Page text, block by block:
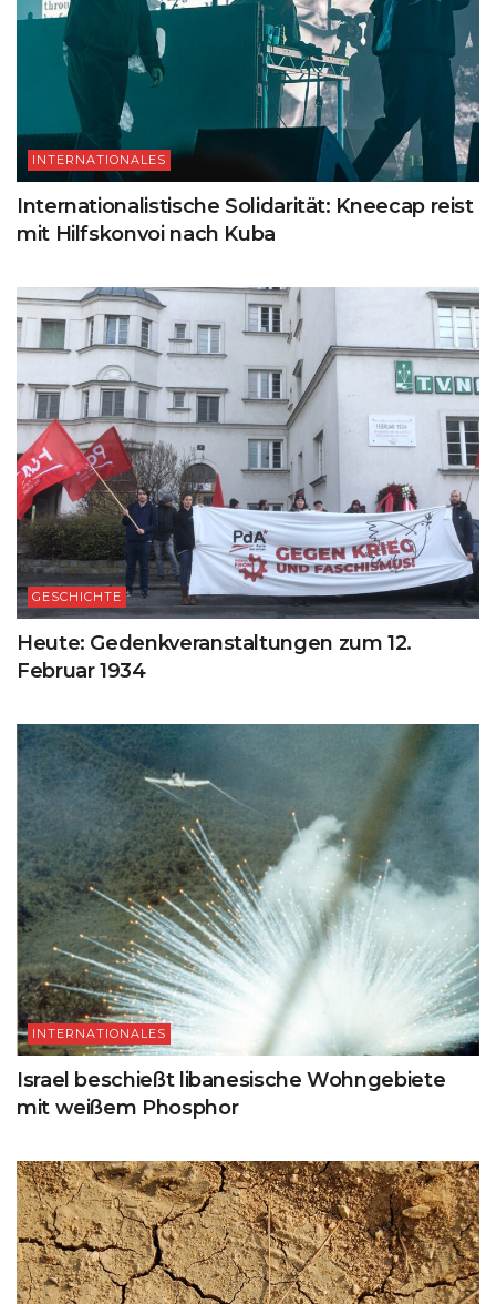
INTERNATIONALES
Internationalistische Solidarität: Kneecap reist
mit Hilfskonvoi nach Kuba
GESCHICHTE
Heute: Gedenkveranstaltungen zum 12.
Februar 1934
INTERNATIONALES
Israel beschießt libanesische Wohngebiete
mit weißem Phosphor